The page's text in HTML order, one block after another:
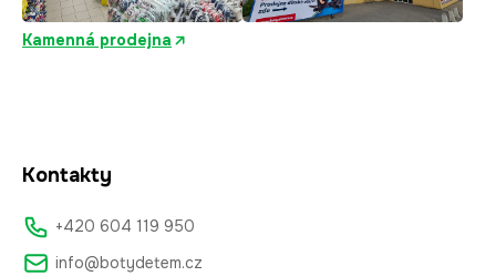
Kamenná prodejna
Kontakty
+420 604 119 950
info@botydetem.cz